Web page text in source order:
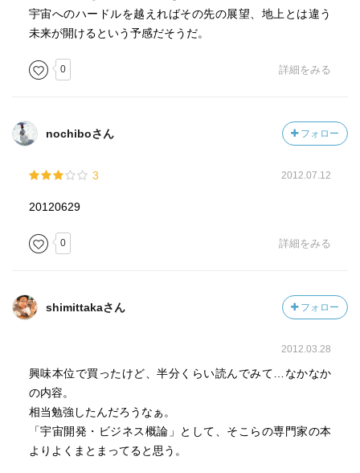
・産業として宇宙利用が進展するためには、新しいアイデ
アを
さまざまな思考、趣味、能力を持つ人がごっそり参入し
てきて
じめて
新しいアイデアは出てくる。
ことだ。
て通る
事は出来ない。
後から考えれば当たり前だろうと思う事も、トラブルに
なってみ
ないと気が付かない。
・儲けたいなら今だってネットビジネスだ。
宇宙へのハードルを越えればその先の展望、地上とは違う
未来が開けるという予感だそうだ。
0 詳細をみる
nochiboさん フォロー
3 2012.07.12
20120629
0 詳細をみる
shimittakaさん フォロー
2012.03.28
興味本位で買ったけど、半分くらい読んでみて…なかなか
の内容。
相当勉強したんだろうなぁ。
「宇宙開発・ビジネス概論」として、そこらの専門家の本
よりよくまとまってると思う。